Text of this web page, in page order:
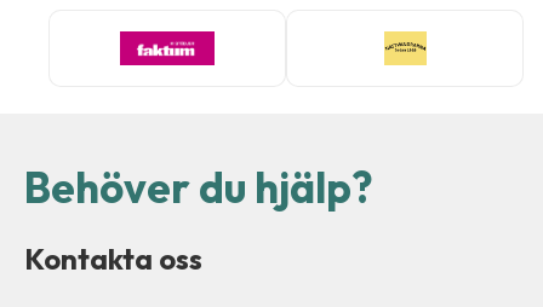
Behöver du hjälp?
Kontakta oss